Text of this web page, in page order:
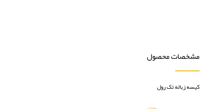
مشخصات محصول
کیسه زباله تک رول